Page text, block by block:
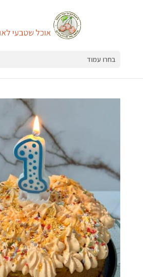
בחרו עמוד